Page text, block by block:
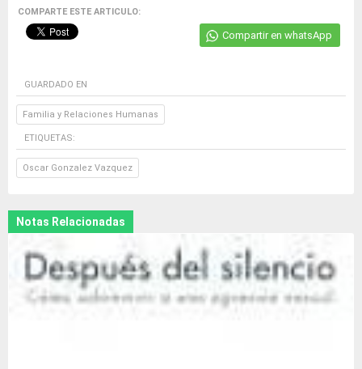
COMPARTE ESTE ARTICULO:
Compartir en whatsApp
GUARDADO EN
Familia y Relaciones Humanas
ETIQUETAS:
Oscar Gonzalez Vazquez
Notas Relacionadas